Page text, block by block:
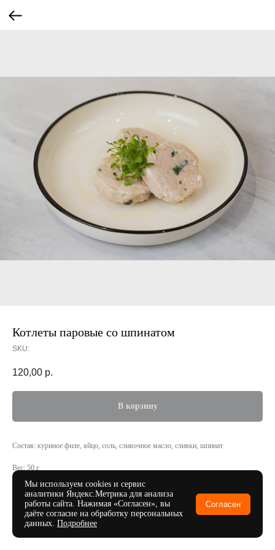
Мы используем cookies и сервис
аналитики Яндекс.Метрика для анализа
работы сайта. Нажимая «Согласен», вы
даёте согласие на обработку персональных
данных. Подробнее
Согласен
Котлеты паровые со шпинатом
SKU:
120,00 р.
В корзину
Состав: куриное филе, яйцо, соль, сливочное масло, сливки, шпинат
Вес: 50 г